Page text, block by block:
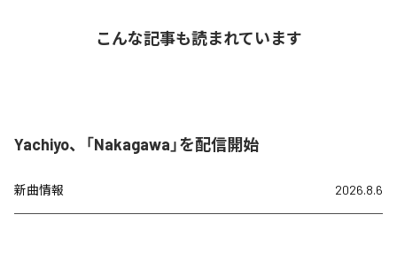
こんな記事も読まれています
Yachiyo、「Nakagawa」を配信開始
新曲情報 2026.8.6